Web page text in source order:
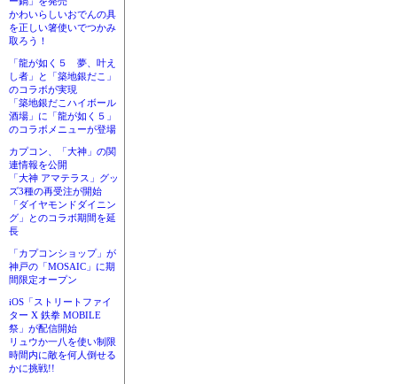
かわいらしいおでんの具
を正しい箸使いでつかみ
取ろう！
「龍が如く５ 夢、叶え
し者」と「築地銀だこ」
のコラボが実現
「築地銀だこハイボール
酒場」に「龍が如く５」
のコラボメニューが登場
カプコン、「大神」の関
連情報を公開
「大神 アマテラス」グッ
ズ3種の再受注が開始
「ダイヤモンドダイニン
グ」とのコラボ期間を延
長
「カプコンショップ」が
神戸の「MOSAIC」に期
間限定オープン
iOS「ストリートファイ
ター X 鉄拳 MOBILE
祭」が配信開始
リュウか一八を使い制限
時間内に敵を何人倒せる
かに挑戦!!